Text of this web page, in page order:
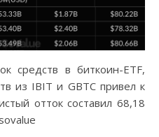
средств в биткоин-ETF,
из IBIT и GBTC привел к
отток составил 68,18